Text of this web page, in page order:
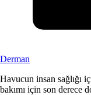
Derman
Havucun insan sağlığı
bakımı için son derece